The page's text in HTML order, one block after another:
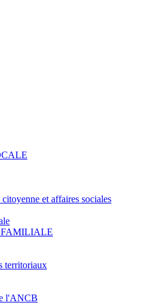
et affaires sociales
territoriaux
l'ANCB